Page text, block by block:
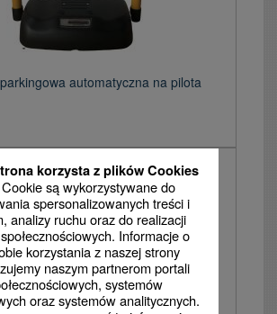
korzysta z plików Cookies
są wykorzystywane do
spersonalizowanych treści i
analizy ruchu oraz do realizacji
Informacje o
korzystania z naszej strony
naszym partnerom portali
systemów
oraz systemów analitycznych.
automatyczna na pilota